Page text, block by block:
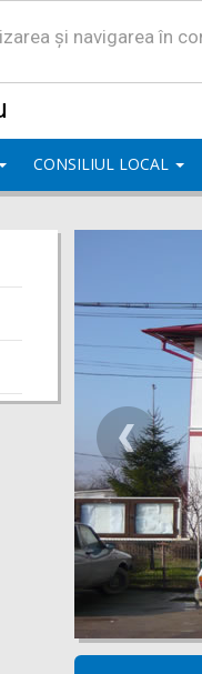
și navigarea în
CONSILIUL LOCAL